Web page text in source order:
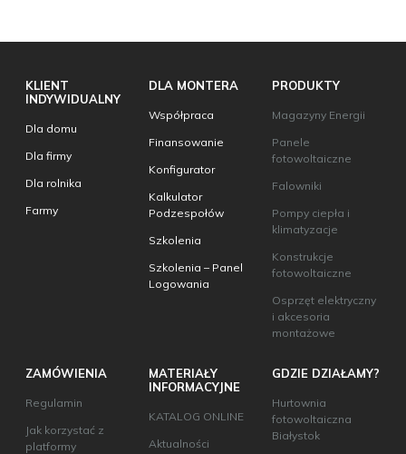
KLIENT
INDYWIDUALNY
Dla domu
Dla firmy
Dla rolnika
Farmy
DLA MONTERA
Współpraca
Finansowanie
Konfigurator
Kalkulator
Podzespołów
Szkolenia
Szkolenia – Panel
Logowania
PRODUKTY
Magazyny Energii
Panele
fotowoltaiczne
Falowniki
Pompy ciepła i
klimatyzacje
Konstrukcje
fotowoltaiczne
Osprzęt elektryczny
i akcesoria
montażowe
ZAMÓWIENIA
Regulamin
Jak korzystać z
platformy
MATERIAŁY
INFORMACYJNE
KATALOG ONLINE
Aktualności
GDZIE DZIAŁAMY?
Hurtownia
fotowoltaiczna
Białystok